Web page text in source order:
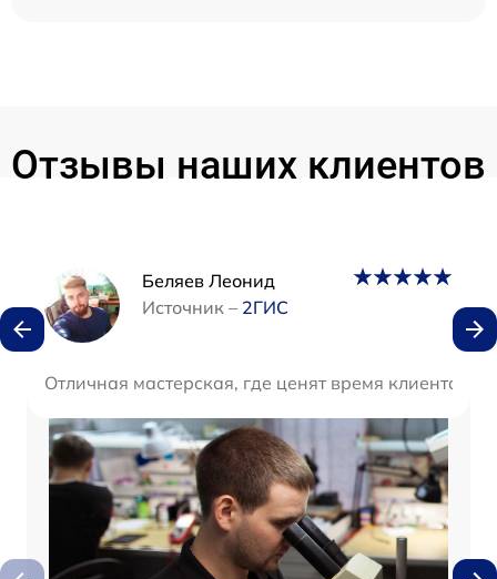
Отзывы наших клиентов
Беляев Леонид
Источник – 2ГИС
Отличная мастерская, где ценят время клиента.
Наши мастера